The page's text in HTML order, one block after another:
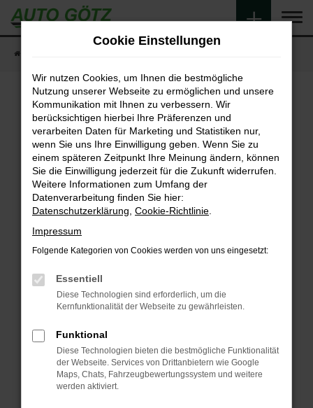
Zum
Hauptinhalt
springen
Fehler: Network Error
Beim Laden ist ein Fehler aufgetreten.
Hier sind ein paar Tipps, die dir helfen können:
Überprüfe deine Firewall und deine
Internetverbindung.
Laden andere Webseiten, zum Beispiel deine
Suchmaschine?
Prüfe deine Browsererweiterungen.
können das Laden bestimmter Seiten
verhindern. Funktioniert die Seite in einem
Fenster?
Starte dein Gerät neu.
Das kann manchmal helfen, vorübergehende
Probleme zu beheben.
Cookie Einstellungen
Wir nutzen Cookies, um Ihnen die bestmögliche
Nutzung unserer Webseite zu ermöglichen und unsere
Kommunikation mit Ihnen zu verbessern. Wir
berücksichtigen hierbei Ihre Präferenzen und
verarbeiten Daten für Marketing und Statistiken nur,
wenn Sie uns Ihre Einwilligung geben. Wenn Sie zu
einem späteren Zeitpunkt Ihre Meinung ändern, können
Sie die Einwilligung jederzeit für die Zukunft widerrufen.
Weitere Informationen zum Umfang der
Datenverarbeitung finden Sie hier:
Datenschutzerklärung Cookie-Richtlinie
Impressum
Folgende Kategorien von Cookies werden von uns eingesetzt:
Essentiell
Diese Technologien sind erforderlich, um die
Kernfunktionalität der Webseite zu gewährleisten.
Funktional
Diese Technologien bieten die bestmögliche Funktionalität
der Webseite. Services von Drittanbietern wie Google
Maps, Chats, Fahrzeugbewertungssystem und weitere
werden aktiviert.